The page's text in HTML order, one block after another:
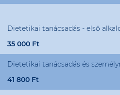
Dietetikai tanácsadás - első
35 000 Ft
Dietetikai tanácsadás és
41 800 Ft